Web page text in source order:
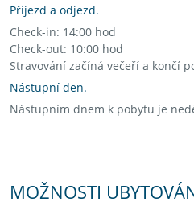
Příjezd a odjezd.
Check-in: 14:00 hod
Check-out: 10:00 hod
Stravování začíná večeří a končí
Nástupní den.
Nástupním dnem k pobytu je
MOŽNOSTI